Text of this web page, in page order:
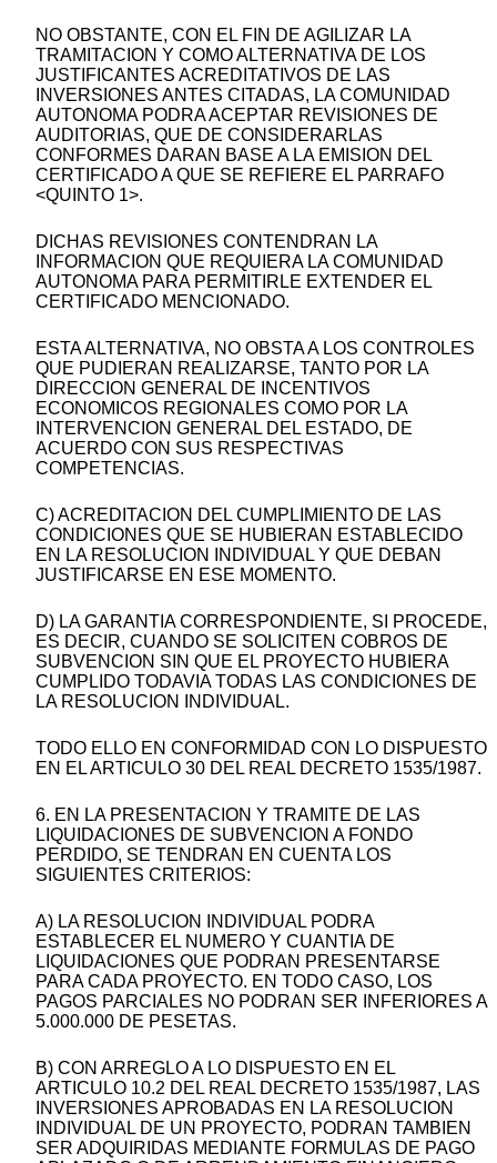
NO OBSTANTE, CON EL FIN DE AGILIZAR LA
TRAMITACION Y COMO ALTERNATIVA DE LOS
JUSTIFICANTES ACREDITATIVOS DE LAS
INVERSIONES ANTES CITADAS, LA COMUNIDAD
AUTONOMA PODRA ACEPTAR REVISIONES DE
AUDITORIAS, QUE DE CONSIDERARLAS
CONFORMES DARAN BASE A LA EMISION DEL
CERTIFICADO A QUE SE REFIERE EL PARRAFO
<QUINTO 1>.
DICHAS REVISIONES CONTENDRAN LA
INFORMACION QUE REQUIERA LA COMUNIDAD
AUTONOMA PARA PERMITIRLE EXTENDER EL
CERTIFICADO MENCIONADO.
ESTA ALTERNATIVA, NO OBSTA A LOS CONTROLES
QUE PUDIERAN REALIZARSE, TANTO POR LA
DIRECCION GENERAL DE INCENTIVOS
ECONOMICOS REGIONALES COMO POR LA
INTERVENCION GENERAL DEL ESTADO, DE
ACUERDO CON SUS RESPECTIVAS
COMPETENCIAS.
C) ACREDITACION DEL CUMPLIMIENTO DE LAS
CONDICIONES QUE SE HUBIERAN ESTABLECIDO
EN LA RESOLUCION INDIVIDUAL Y QUE DEBAN
JUSTIFICARSE EN ESE MOMENTO.
D) LA GARANTIA CORRESPONDIENTE, SI PROCEDE,
ES DECIR, CUANDO SE SOLICITEN COBROS DE
SUBVENCION SIN QUE EL PROYECTO HUBIERA
CUMPLIDO TODAVIA TODAS LAS CONDICIONES DE
LA RESOLUCION INDIVIDUAL.
TODO ELLO EN CONFORMIDAD CON LO DISPUESTO
EN EL ARTICULO 30 DEL REAL DECRETO 1535/1987.
6. EN LA PRESENTACION Y TRAMITE DE LAS
LIQUIDACIONES DE SUBVENCION A FONDO
PERDIDO, SE TENDRAN EN CUENTA LOS
SIGUIENTES CRITERIOS:
A) LA RESOLUCION INDIVIDUAL PODRA
ESTABLECER EL NUMERO Y CUANTIA DE
LIQUIDACIONES QUE PODRAN PRESENTARSE
PARA CADA PROYECTO. EN TODO CASO, LOS
PAGOS PARCIALES NO PODRAN SER INFERIORES A
5.000.000 DE PESETAS.
B) CON ARREGLO A LO DISPUESTO EN EL
ARTICULO 10.2 DEL REAL DECRETO 1535/1987, LAS
INVERSIONES APROBADAS EN LA RESOLUCION
INDIVIDUAL DE UN PROYECTO, PODRAN TAMBIEN
SER ADQUIRIDAS MEDIANTE FORMULAS DE PAGO